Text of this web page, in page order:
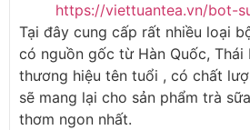
https://viettuantea.vn/bot-
Tại đây cung cấp rất nhiều loại
có nguồn gốc từ Hàn Quốc,
thương hiệu tên tuổi , có chất
sẽ mang lại cho sản phẩm trà
thơm ngon nhất.